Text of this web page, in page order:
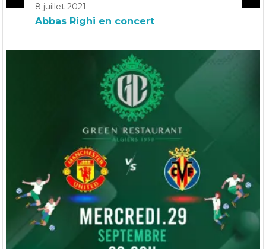
8 juillet 2021
Abbas Righi en concert